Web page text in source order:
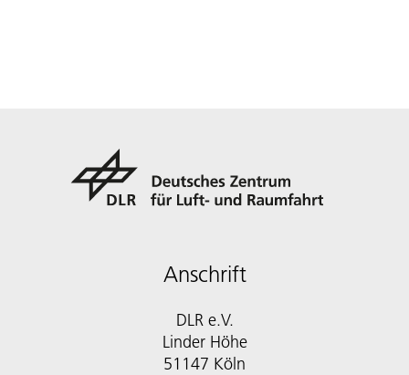
Anschrift
DLR e.V.
Linder Höhe
51147 Köln